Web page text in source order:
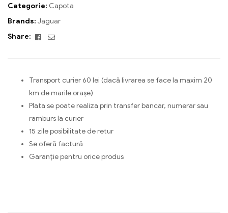
Categorie: Capota
Brands: Jaguar
Share:
Facebook
Email
Transport curier 60 lei (dacă livrarea se face la maxim 20
km de marile orașe)
Plata se poate realiza prin transfer bancar, numerar sau
ramburs la curier
15 zile posibilitate de retur
Se oferă factură
Garanție pentru orice produs